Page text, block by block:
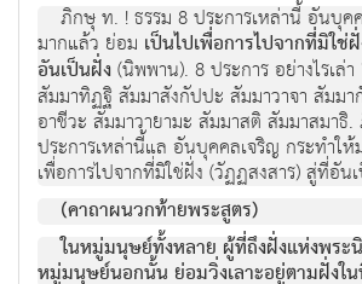
ภิกษุ ท. ! ธรรม 8 ประการเหล่านี้ อันบุค
มากแล้ว ย่อม เป็นไปเพื่อการไปจากที่มิใช่
อันเป็นฝั่ง(นิพพาน). 8 ประการ อย่างไรเล่
สัมมาทิฏฐิ สัมมาสังกัปปะ สัมมาวาจา สัมม
อาชีวะ สัมมาวายามะ สัมมาสติ สัมมาสมาธิ
ประการเหล่านี้แล อันบุคคลเจริญ กระทำใ
เพื่อการไปจากที่มิใช่ฝั่ง (วัฏฏสงสาร) สู่ที่อั
(คาถาผนวกท้ายพระสูตร)
ในหมู่มนุษย์ทั้งหลาย ผู้ที่ถึงฝั่งแห่งพร
หมู่มนุษย์นอกนั้น ย่อมวิ่งเลาะอยู่ตามฝั่งใน